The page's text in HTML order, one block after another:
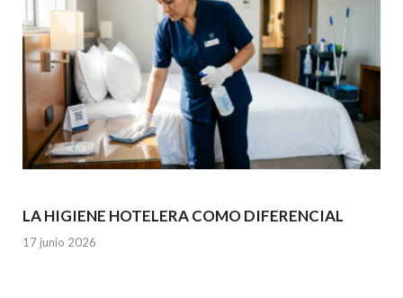
LA HIGIENE HOTELERA COMO DIFERENCIAL
17 junio 2026